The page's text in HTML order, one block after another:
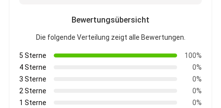
Bewertungsübersicht
Die folgende Verteilung zeigt alle Bewertungen.
5 Sterne
100%
4 Sterne
0%
3 Sterne
0%
2 Sterne
0%
1 Sterne
0%